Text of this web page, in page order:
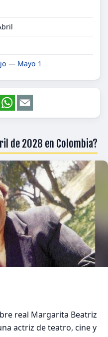
— Mayo 1
de 2028 en Colombia?
real Margarita Beatriz
actriz de teatro, cine y